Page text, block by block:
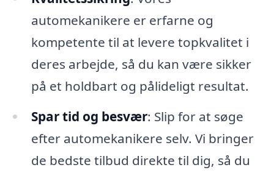
automekanikere er erfarne og
kompetente til at levere topkvalitet i
deres arbejde, så du kan være sikker
på et holdbart og pålideligt resultat.
Spar tid og besvær: Slip for at søge
efter automekanikere selv. Vi bringer
de bedste tilbud direkte til dig, så du